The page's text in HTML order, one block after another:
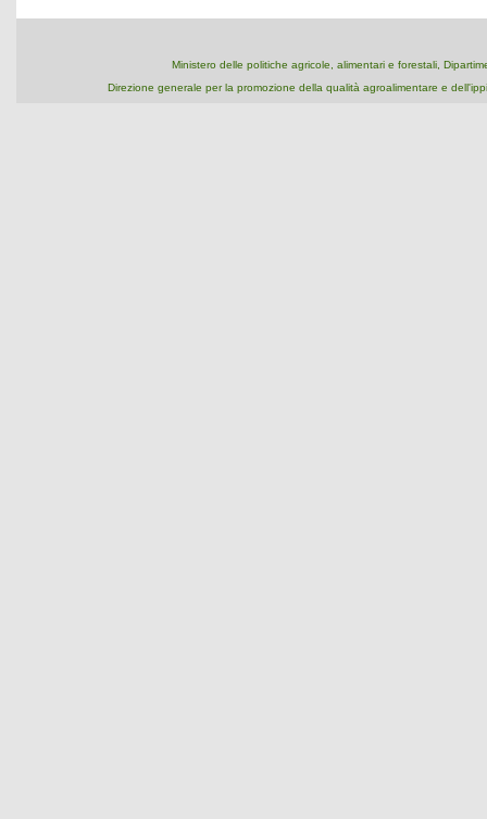
Ministero delle politiche agricole, alimentari e forestali,
Direzione generale per la promozione della qualità agroalimentare e